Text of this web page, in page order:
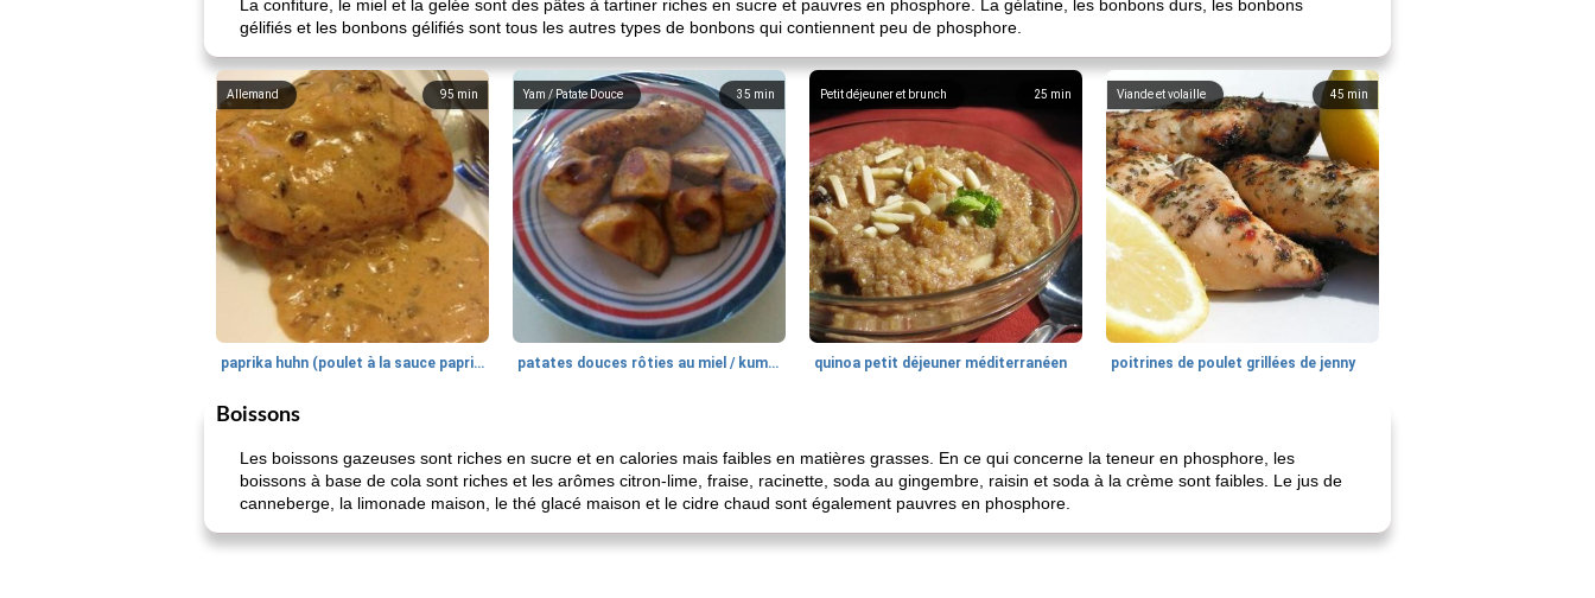
La confiture, le miel et la gelée sont des pâtes à tartiner riches en sucre et pauvres en phosphore. La gélatine, les bonbons durs, les bonbons
gélifiés et les bonbons gélifiés sont tous les autres types de bonbons qui contiennent peu de phosphore.
95min
Allemand
paprika huhn (poulet à la sauce paprika).
35 min
Yam / Patate Douce
patates douces rôties au miel / kumara
25 min
Petit déjeuner et brunch
quinoa petit déjeuner méditerranéen
45 min
Viande et volaille
poitrines de poulet grillées de jenny
Boissons
Les boissons gazeuses sont riches en sucre et en calories mais faibles en matières grasses. En ce qui concerne la teneur en phosphore, les
boissons à base de cola sont riches et les arômes citron-lime, fraise, racinette, soda au gingembre, raisin et soda à la crème sont faibles. Le jus de
canneberge, la limonade maison, le thé glacé maison et le cidre chaud sont également pauvres en phosphore.